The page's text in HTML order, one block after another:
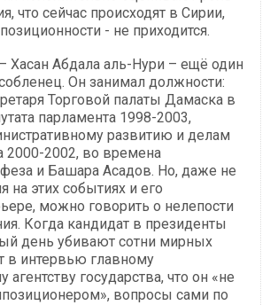
что сейчас происходят в Сирии,
- не приходится.
Хасан Абдала аль-Нури – ещё один
Он занимал должности:
Торговой палаты Дамаска в
парламента 1998-2003,
развитию и делам
2000-2002, во времена
и Башара Асадов. Но, даже не
на этих событиях и его
можно говорить о нелепости
Когда кандидат в президенты
день убивают сотни мирных
в интервью главному
государства, что он «не
вопросы сами по